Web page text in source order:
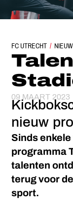
FC UTRECHT
09 MAART 2023
nieuw
Sinds
programma
talenten
terug voor
sport.